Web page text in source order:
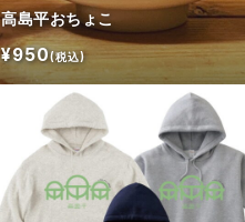
高島平おちょこ
¥950(税込)